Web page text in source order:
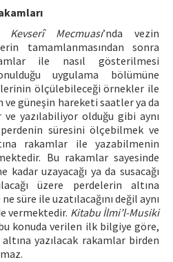
Kevserî Mecmuası’nda vezin
tamamlanmasından sonra
ile nasıl gösterilmesi
uygulama bölümüne
ölçülebileceği örnekler ile
ve güneşin hareketi saatler ya da
yazılabiliyor olduğu gibi aynı
süresini ölçebilmek ve
rakamlar ile yazabilmenin
Bu rakamlar sayesinde
uzayacağı ya da susacağı
üzere perdelerin altına
süre ile uzatılacağını değil aynı
vermektedir. Kitabu İlmi’l-Musiki
konuda verilen ilk bilgiye göre,
yazılacak rakamlar birden